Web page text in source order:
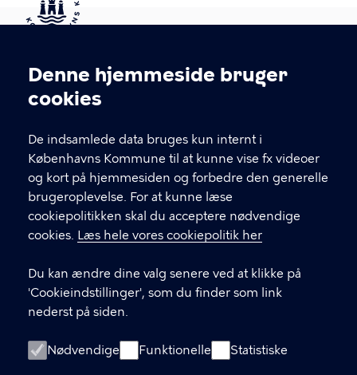
Cookieindstillinger
Denne hjemmeside bruger
cookies
De indsamlede data bruges kun internt i
Københavns Kommune til at kunne vise fx videoer
og kort på hjemmesiden og forbedre den generelle
brugeroplevelse. For at kunne læse
cookiepolitikken skal du acceptere nødvendige
cookies. Læs hele vores cookiepolitik her
Du kan ændre dine valg senere ved at klikke på
'Cookieindstillinger', som du finder som link
nederst på siden.
Nødvendige Funktionelle Statistiske
Kontakt Københavns Kommune
T
fFind andre kontakter her
CVR-nummer64942212
GENVEJE
Digital Post
Databeskyttelse
Tilgængelighedserklæring